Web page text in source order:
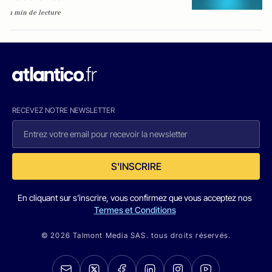
1 min de lecture
RECEVEZ NOTRE NEWSLETTER
S'INSCRIRE
En cliquant sur s'inscrire, vous confirmez que vous acceptez nos
Termes et Conditions
© 2026 Talmont Media SAS. tous droits réservés.